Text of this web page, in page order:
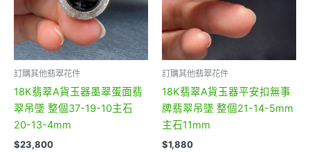
訂購其他翡翠花件
18K翡翠A貨玉器墨翠蛋面翡
翠吊墜 整個37-19-10主石
20-13-4mm
$23,800
訂購其他翡翠花件
18K翡翠A貨玉器平安扣無事
牌翡翠吊墜 整個21-14-5mm
主石11mm
$1,880